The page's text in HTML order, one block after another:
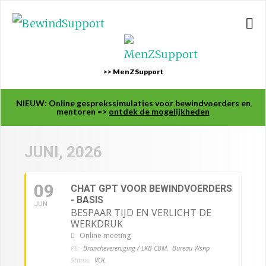
>> MenZSupport
NIEUW: Online gesprekssimulaties voor bewindvoerders en
mentoren => ontdek de mogelijkheden
JUNI, 2026
09
JUN
CHAT GPT VOOR BEWINDVOERDERS
- BASIS
BESPAAR TIJD EN VERLICHT DE
WERKDRUK
Online meeting
PE: Branchevereniging / LKB CBM, Bureau Wsnp
Status: VOL